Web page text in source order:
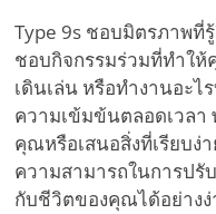
Type 9s ชอบมิตรภาพที่
ชอบกิจกรรมร่วมที่ทำใ
เดินเล่น หรือทำงานอะ
ความเข้มข้นตลอดเวลา
คุณหรือเสนอสิ่งที่เรียบง่
ความสามารถในการปรั
กับชีวิตของคุณได้อย่างง่